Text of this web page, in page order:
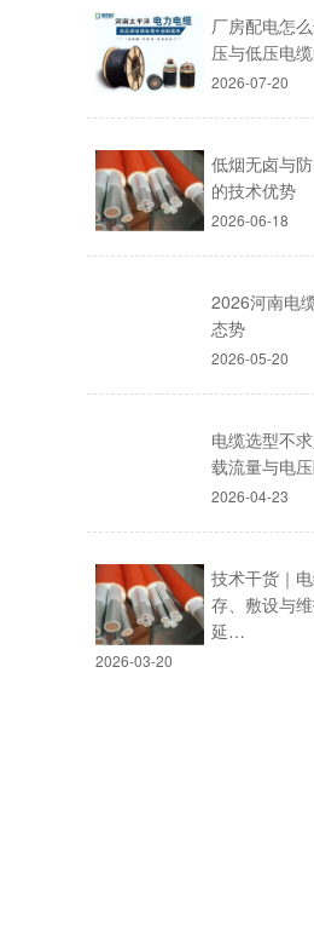
厂房配电怎
压与低压电
2026-07-20
低烟无卤与
的技术优势
2026-06-18
2026河南电
态势
2026-05-20
电缆选型不
载流量与电
2026-04-23
技术干货｜
存、敷设与维
延…
2026-03-20